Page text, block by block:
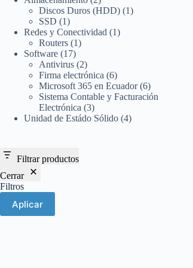
productos
Discos Duros (HDD) 11
SSD 11
producto
Redes y Conectividad 11
Routers 11
Software 1717
productos
Antivirus 22
productos
Firma electrónica 66
productos
Microsoft 365 en Ecuador 66
productos
Sistema Contable y Facturación
Electrónica 33
productos
Unidad de Estádo Sólido 44
Filtrar productos
Cerrar
Filtros
Aplicar